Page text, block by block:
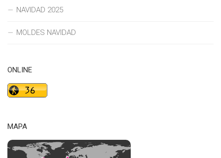
NAVIDAD 2025
MOLDES NAVIDAD
ONLINE
MAPA